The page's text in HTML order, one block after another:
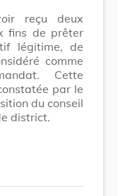
reçu deux
fins de prêter
légitime, de
comme
Cette
par le
du conseil
district.